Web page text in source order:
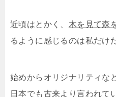
近頃はとかく、 木を見て森
るように感じるのは私だけ
始めからオリジナリティな
日本でも古来より言われて